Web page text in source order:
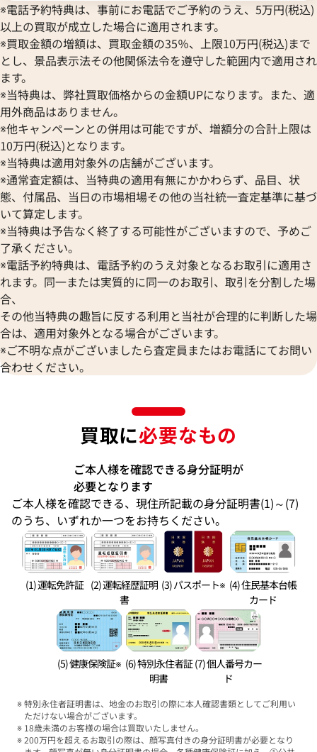
※電話予約特典は、事前にお電話でご予約のうえ、5万円(税込)
以上の買取が成立した場合に適用されます。
※買取金額の増額は、買取金額の35％、上限10万円(税込)まで
とし、景品表示法その他関係法令を遵守した範囲内で適用され
ます。
※当特典は、弊社買取価格からの金額UPになります。また、適
用外商品はありません。
※他キャンペーンとの併用は可能ですが、増額分の合計上限は
10万円(税込)となります。
※当特典は適用対象外の店舗がございます。
※通常査定額は、当特典の適用有無にかかわらず、品目、状
態、付属品、当日の市場相場その他の当社統一査定基準に基づ
いて算定します。
※当特典は予告なく終了する可能性がございますので、予めご
了承ください。
※電話予約特典は、電話予約のうえ対象となるお取引に適用さ
れます。同一または実質的に同一のお取引、取引を分割した場
合、
その他当特典の趣旨に反する利用と当社が合理的に判断した場
合は、適用対象外となる場合がございます。
※ご不明な点がございましたら査定員またはお電話にてお問い
合わせください。
買取に必要なもの
ご本人様を確認できる身分証明が
必要となります
ご本人様を確認できる、現住所記載の身分証明書(1)～(7)
のうち、いずれか一つをお持ちください。
(1) 運転免許証 (2) 運転経歴証明
書
(3) パスポート※ (4) 住民基本台帳
カード
(5) 健康保険証※ (6) 特別永住者証
明書
(7) 個人番号カー
ド
特別永住者証明書は、地金のお取引の際に本人確認書類としてご利用い
ただけない場合がございます。
18歳未満のお客様の場合は買取いたしません。
200万円を超えるお取引の際は、顔写真付きの身分証明書が必要となり